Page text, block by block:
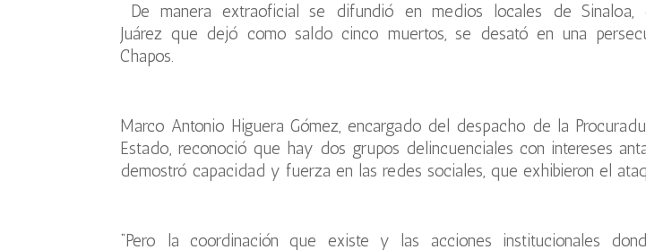
De manera extraoficial se difundió en medios locales de
Juárez que dejó como saldo cinco muertos, se desató en una
Chapos.
Marco Antonio Higuera Gómez, encargado del despacho de la
Estado, reconoció que hay dos grupos delincuenciales con intereses
demostró capacidad y fuerza en las redes sociales, que exhibieron el
“Pero la coordinación que existe y las acciones institucionales